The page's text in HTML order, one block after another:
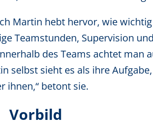
Martin hebt hervor, wie
Teamstunden, Supervision
des Teams achtet man
sieht es als ihre
ihnen,“ betont sie.
Vorbild